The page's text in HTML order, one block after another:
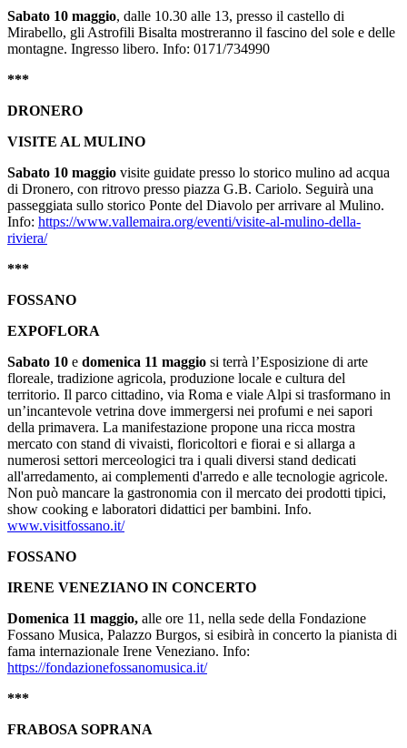
Sabato 10 maggio, dalle 10.30 alle 13, presso il castello di
Mirabello, gli Astrofili Bisalta mostreranno il fascino del sole e delle
montagne. Ingresso libero. Info: 0171/734990
***
DRONERO
VISITE AL MULINO
Sabato 10 maggio visite guidate presso lo storico mulino ad acqua
di Dronero, con ritrovo presso piazza G.B. Cariolo. Seguirà una
passeggiata sullo storico Ponte del Diavolo per arrivare al Mulino.
Info: https://www.vallemaira.org/eventi/visite-al-mulino-della-
riviera/
***
FOSSANO
EXPOFLORA
Sabato 10 e domenica 11 maggio si terrà l’Esposizione di arte
floreale, tradizione agricola, produzione locale e cultura del
territorio. Il parco cittadino, via Roma e viale Alpi si trasformano in
un’incantevole vetrina dove immergersi nei profumi e nei sapori
della primavera. La manifestazione propone una ricca mostra
mercato con stand di vivaisti, floricoltori e fiorai e si allarga a
numerosi settori merceologici tra i quali diversi stand dedicati
all'arredamento, ai complementi d'arredo e alle tecnologie agricole.
Non può mancare la gastronomia con il mercato dei prodotti tipici,
show cooking e laboratori didattici per bambini. Info.
www.visitfossano.it/
FOSSANO
IRENE VENEZIANO IN CONCERTO
Domenica 11 maggio, alle ore 11, nella sede della Fondazione
Fossano Musica, Palazzo Burgos, si esibirà in concerto la pianista di
fama internazionale Irene Veneziano. Info:
https://fondazionefossanomusica.it/
***
FRABOSA SOPRANA